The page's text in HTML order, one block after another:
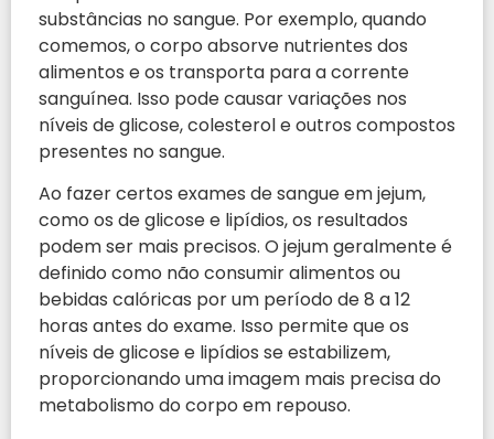
substâncias no sangue. Por exemplo, quando
comemos, o corpo absorve nutrientes dos
alimentos e os transporta para a corrente
sanguínea. Isso pode causar variações nos
níveis de glicose, colesterol e outros compostos
presentes no sangue.
Ao fazer certos exames de sangue em jejum,
como os de glicose e lipídios, os resultados
podem ser mais precisos. O jejum geralmente é
definido como não consumir alimentos ou
bebidas calóricas por um período de 8 a 12
horas antes do exame. Isso permite que os
níveis de glicose e lipídios se estabilizem,
proporcionando uma imagem mais precisa do
metabolismo do corpo em repouso.